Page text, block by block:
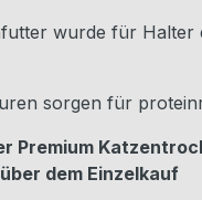
wurde für
sorgen für
Premium
dem Einzelkauf